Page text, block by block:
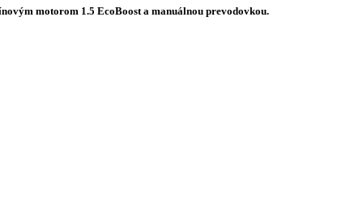
motorom 1.5 EcoBoost a manuálnou prevodovkou.